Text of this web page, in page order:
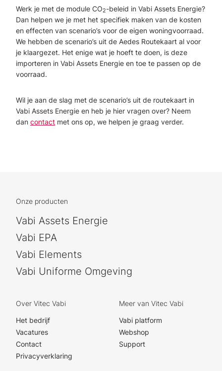
Werk je met de module CO2-beleid in Vabi Assets Energie?
Dan helpen we je met het specifiek maken van de kosten
en effecten van scenario’s voor de eigen woningvoorraad.
We hebben de scenario’s uit de Aedes Routekaart al voor
je klaargezet. Het enige wat je hoeft te doen, is deze
importeren in Vabi Assets Energie en toe te passen op de
voorraad.
Wil je aan de slag met de scenario’s uit de routekaart in
Vabi Assets Energie en heb je hier vragen over? Neem
dan contact met ons op, we helpen je graag verder.
Onze producten
Vabi Assets Energie
Vabi EPA
Vabi Elements
Vabi Uniforme Omgeving
Over Vitec Vabi
Het bedrijf
Vacatures
Contact
Privacyverklaring
Meer van Vitec Vabi
Vabi platform
Webshop
Support